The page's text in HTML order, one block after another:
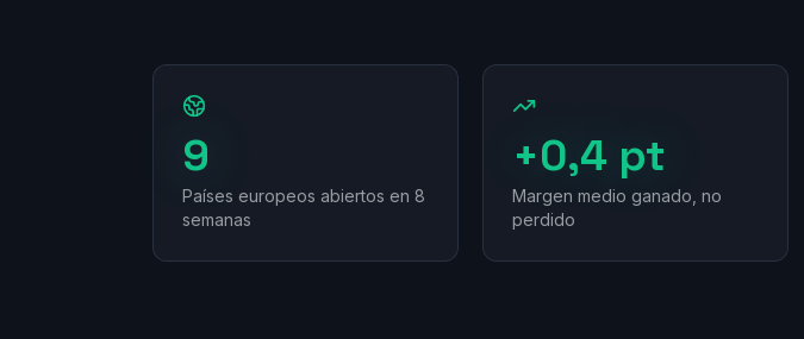
9
Países europeos abiertos en 8
semanas
+0,4 pt
Margen medio ganado, no
perdido